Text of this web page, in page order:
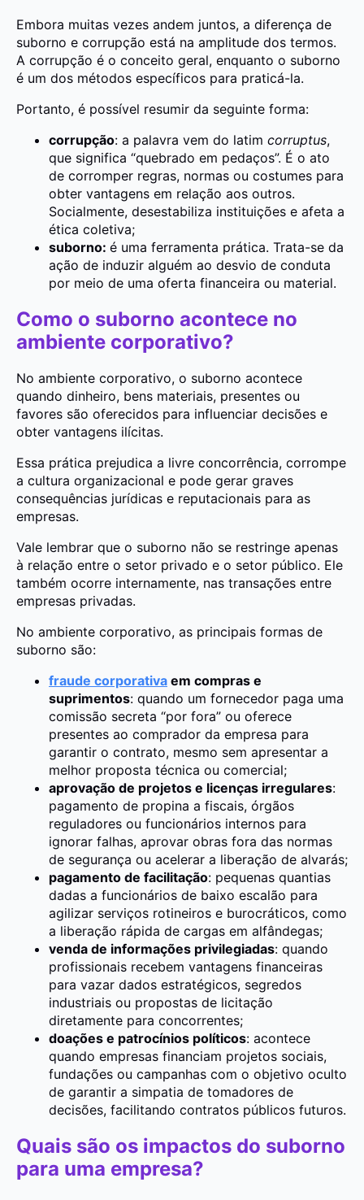
Embora muitas vezes andem juntos, a diferença de
suborno e corrupção está na amplitude dos termos.
A corrupção é o conceito geral, enquanto o suborno
é um dos métodos específicos para praticá-la.
Portanto, é possível resumir da seguinte forma:
corrupção: a palavra vem do latim corruptus,
que significa “quebrado em pedaços”. É o ato
de corromper regras, normas ou costumes para
obter vantagens em relação aos outros.
Socialmente, desestabiliza instituições e afeta a
ética coletiva;
suborno: é uma ferramenta prática. Trata-se da
ação de induzir alguém ao desvio de conduta
por meio de uma oferta financeira ou material.
Como o suborno acontece no
ambiente corporativo?
No ambiente corporativo, o suborno acontece
quando dinheiro, bens materiais, presentes ou
favores são oferecidos para influenciar decisões e
obter vantagens ilícitas.
Essa prática prejudica a livre concorrência, corrompe
a cultura organizacional e pode gerar graves
consequências jurídicas e reputacionais para as
empresas.
Vale lembrar que o suborno não se restringe apenas
à relação entre o setor privado e o setor público. Ele
também ocorre internamente, nas transações entre
empresas privadas.
No ambiente corporativo, as principais formas de
suborno são:
fraude corporativa em compras e
suprimentos: quando um fornecedor paga uma
comissão secreta “por fora” ou oferece
presentes ao comprador da empresa para
garantir o contrato, mesmo sem apresentar a
melhor proposta técnica ou comercial;
aprovação de projetos e licenças irregulares:
pagamento de propina a fiscais, órgãos
reguladores ou funcionários internos para
ignorar falhas, aprovar obras fora das normas
de segurança ou acelerar a liberação de alvarás;
pagamento de facilitação: pequenas quantias
dadas a funcionários de baixo escalão para
agilizar serviços rotineiros e burocráticos, como
a liberação rápida de cargas em alfândegas;
venda de informações privilegiadas: quando
profissionais recebem vantagens financeiras
para vazar dados estratégicos, segredos
industriais ou propostas de licitação
diretamente para concorrentes;
doações e patrocínios políticos: acontece
quando empresas financiam projetos sociais,
fundações ou campanhas com o objetivo oculto
de garantir a simpatia de tomadores de
decisões, facilitando contratos públicos futuros.
Quais são os impactos do suborno
para uma empresa?